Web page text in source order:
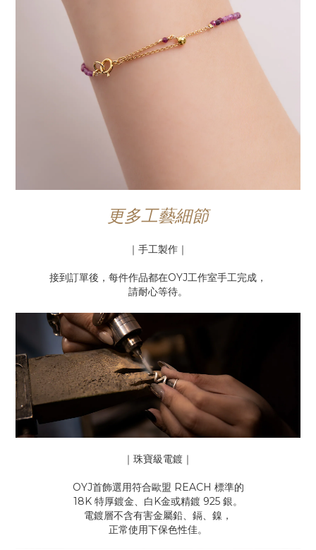
更多工藝細節
｜手工製作｜
接到訂單後，每件作品都在OYJ工作室手工完成，
請耐心等待。
｜珠寶級電鍍｜
OYJ首飾選用符合歐盟 REACH 標準的
18K 特厚鍍金、白K金或精鍍 925 銀。
電鍍層不含有害金屬鉛、鎘、鎳，
正常使用下保色性佳。